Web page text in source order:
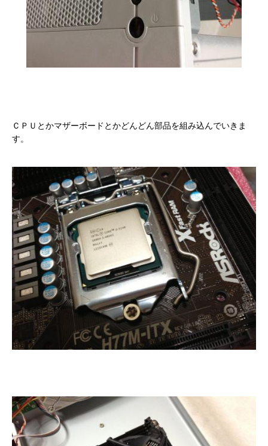
ＣＰＵとかマザーボードとかどんどん部品を組み込んでいきま
す。